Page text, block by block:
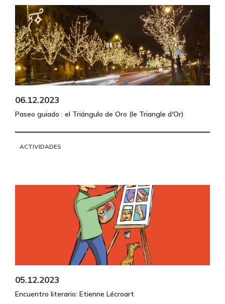
06.12.2023
Paseo guiado : el Triángulo de Oro (le Triangle d'Or)
ACTIVIDADES
05.12.2023
Encuentro literario: Etienne Lécroart